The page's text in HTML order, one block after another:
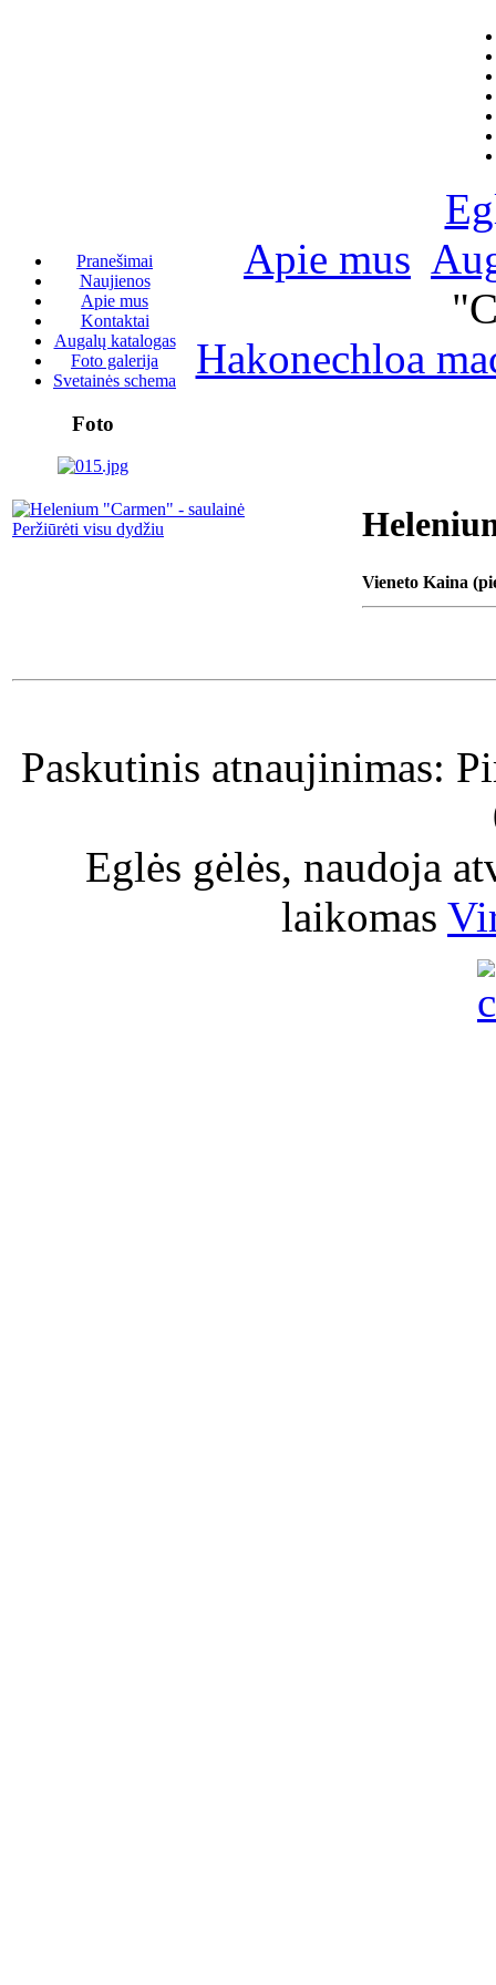
Pranešimai
Naujienos
Apie mus
Kontaktai
Augalų katalogas
Foto galerija
Svetainės schema
Foto
Apie mus
Hakonechloa
Peržiūrėti visu dydžiu
Vieneto Kaina
Paskutinis atnaujinimas:
Eglės gėlės, naudoja
laikomas